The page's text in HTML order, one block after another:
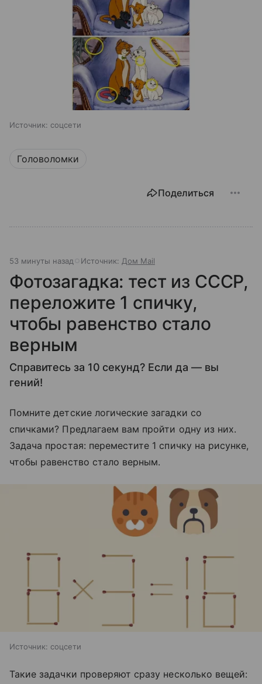
Источник: соцсети
Головоломки
Поделиться
53 минуты назад Источник: Дом Mail
Фотозагадка: тест из СССР,
переложите 1 спичку,
чтобы равенство стало
верным
Справитесь за 10 секунд? Если да — вы
гений!
Помните детские логические загадки со
спичками? Предлагаем вам пройти одну из них.
Задача простая: переместите 1 спичку на рисунке,
чтобы равенство стало верным.
Источник: соцсети
Такие задачки проверяют сразу несколько вещей: